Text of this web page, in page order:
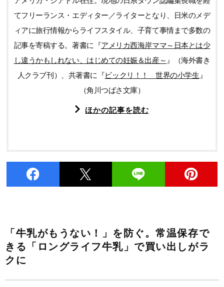
てフリーランス・エディター／ライターとなり、日米のメデ
ィアに旅行情報からライフスタイル、子育て事情まで多数の
記事を寄稿する。著書に『アメリカ西海岸ママ～日本とは少
し違うかもしれない、はじめての妊娠＆出産～ 』（海外書き
人クラブ刊）、共著書に『ビックリ！！ 世界の小学生 』
（角川つばさ文庫）
ほかの記事を読む
「牛乳がもうない！」を防ぐ。常温保存で
きる「ロングライフ牛乳」で買い出しがラ
クに